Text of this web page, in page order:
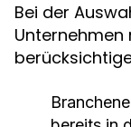
Bei der
Unternehmen